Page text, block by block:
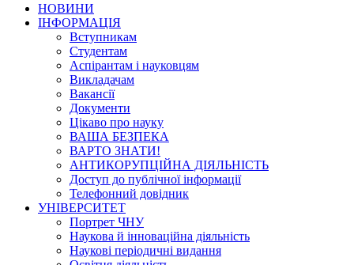
НОВИНИ
ІНФОРМАЦІЯ
Вступникам
Студентам
Аспірантам і науковцям
Викладачам
Вакансії
Документи
Цікаво про науку
ВАША БЕЗПЕКА
ВАРТО ЗНАТИ!
АНТИКОРУПЦІЙНА ДІЯЛЬНІСТЬ
Доступ до публічної інформації
Телефонний довідник
УНІВЕРСИТЕТ
Портрет ЧНУ
Наукова й інноваційна діяльність
Наукові періодичні видання